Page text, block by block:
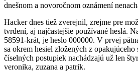
dnešnom a novoročnom oznámení
Hacker dnes tiež zverejnil, zrejme pre
tvrdení, aj najčastejšie používané heslá.
58591-krát, je heslo 000000. V prvej
sa okrem hesiel zložených z opakujúceho
číselných postupiek nachádzajú už len
veronika, zuzana a patrik.